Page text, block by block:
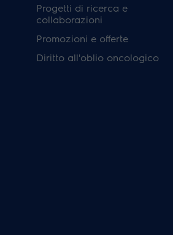
Progetti di ricerca e
collaborazioni
Promozioni e offerte
Diritto all'oblio oncologico